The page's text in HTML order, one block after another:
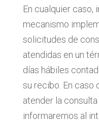
En cualquier caso,
mecanismo
solicitudes de
atendidas en un
días hábiles
su recibo. En caso
atender la
informaremos al